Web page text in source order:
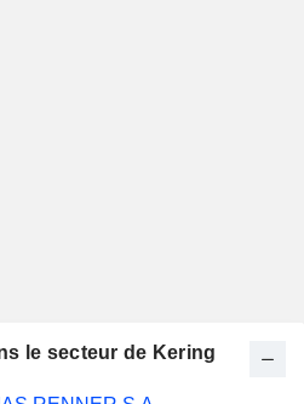
le secteur de Kering